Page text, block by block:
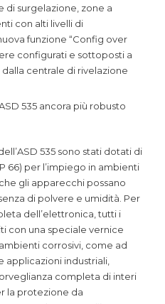
di surgelazione, zone a
con alti livelli di
funzione “Config over
configurati e sottoposti a
centrale di rivelazione
535 ancora più robusto
535 sono stati dotati di
66) per l’impiego in ambienti
gli apparecchi possano
di polvere e umidità. Per
dell’elettronica, tutti i
con una speciale vernice
corrosivi, come ad
applicazioni industriali,
completa di interi
la protezione da